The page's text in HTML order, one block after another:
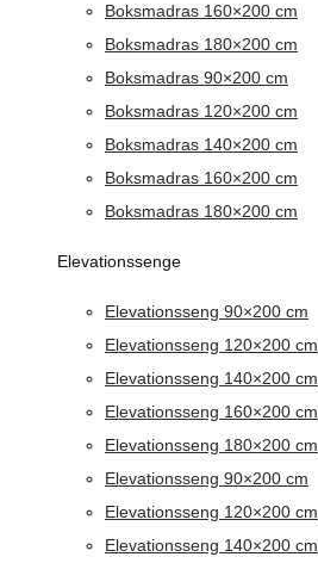
Boksmadras 160×200 cm
Boksmadras 180×200 cm
Boksmadras 90×200 cm
Boksmadras 120×200 cm
Boksmadras 140×200 cm
Boksmadras 160×200 cm
Boksmadras 180×200 cm
Elevationssenge
Elevationsseng 90×200 cm
Elevationsseng 120×200 cm
Elevationsseng 140×200 cm
Elevationsseng 160×200 cm
Elevationsseng 180×200 cm
Elevationsseng 90×200 cm
Elevationsseng 120×200 cm
Elevationsseng 140×200 cm